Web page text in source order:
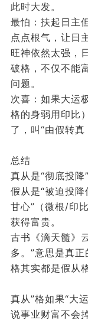
此时大发。
最怕：扶起日主
点点根气，让日
旺神依然太强，
破格，不仅不能
问题。
次喜：如果大运
格的身弱用印比
了，叫“由假转真
总结
真从是“彻底投降
假从是“被迫投
甘心”（微根/印
获得富贵。
古书《滴天髓》
多。”意思是真
格其实都是假从
真从”格如果“大
说事业财富不会